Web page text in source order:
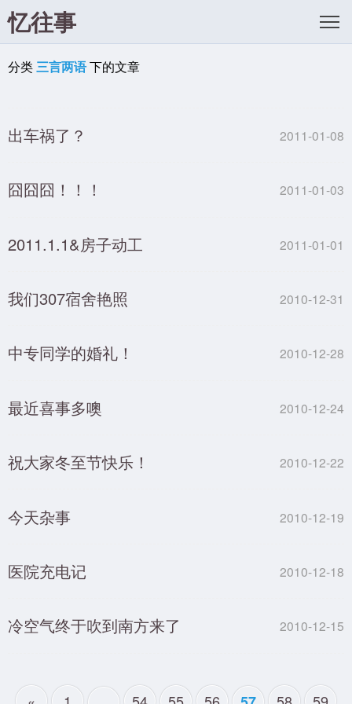
忆往事
分类三言两语下的文章
出车祸了？ 2011-01-08
囧囧囧！！！ 2011-01-03
2011.1.1&房子动工 2011-01-01
我们307宿舍艳照 2010-12-31
中专同学的婚礼！ 2010-12-28
最近喜事多噢 2010-12-24
祝大家冬至节快乐！ 2010-12-22
今天杂事 2010-12-19
医院充电记 2010-12-18
冷空气终于吹到南方来了 2010-12-15